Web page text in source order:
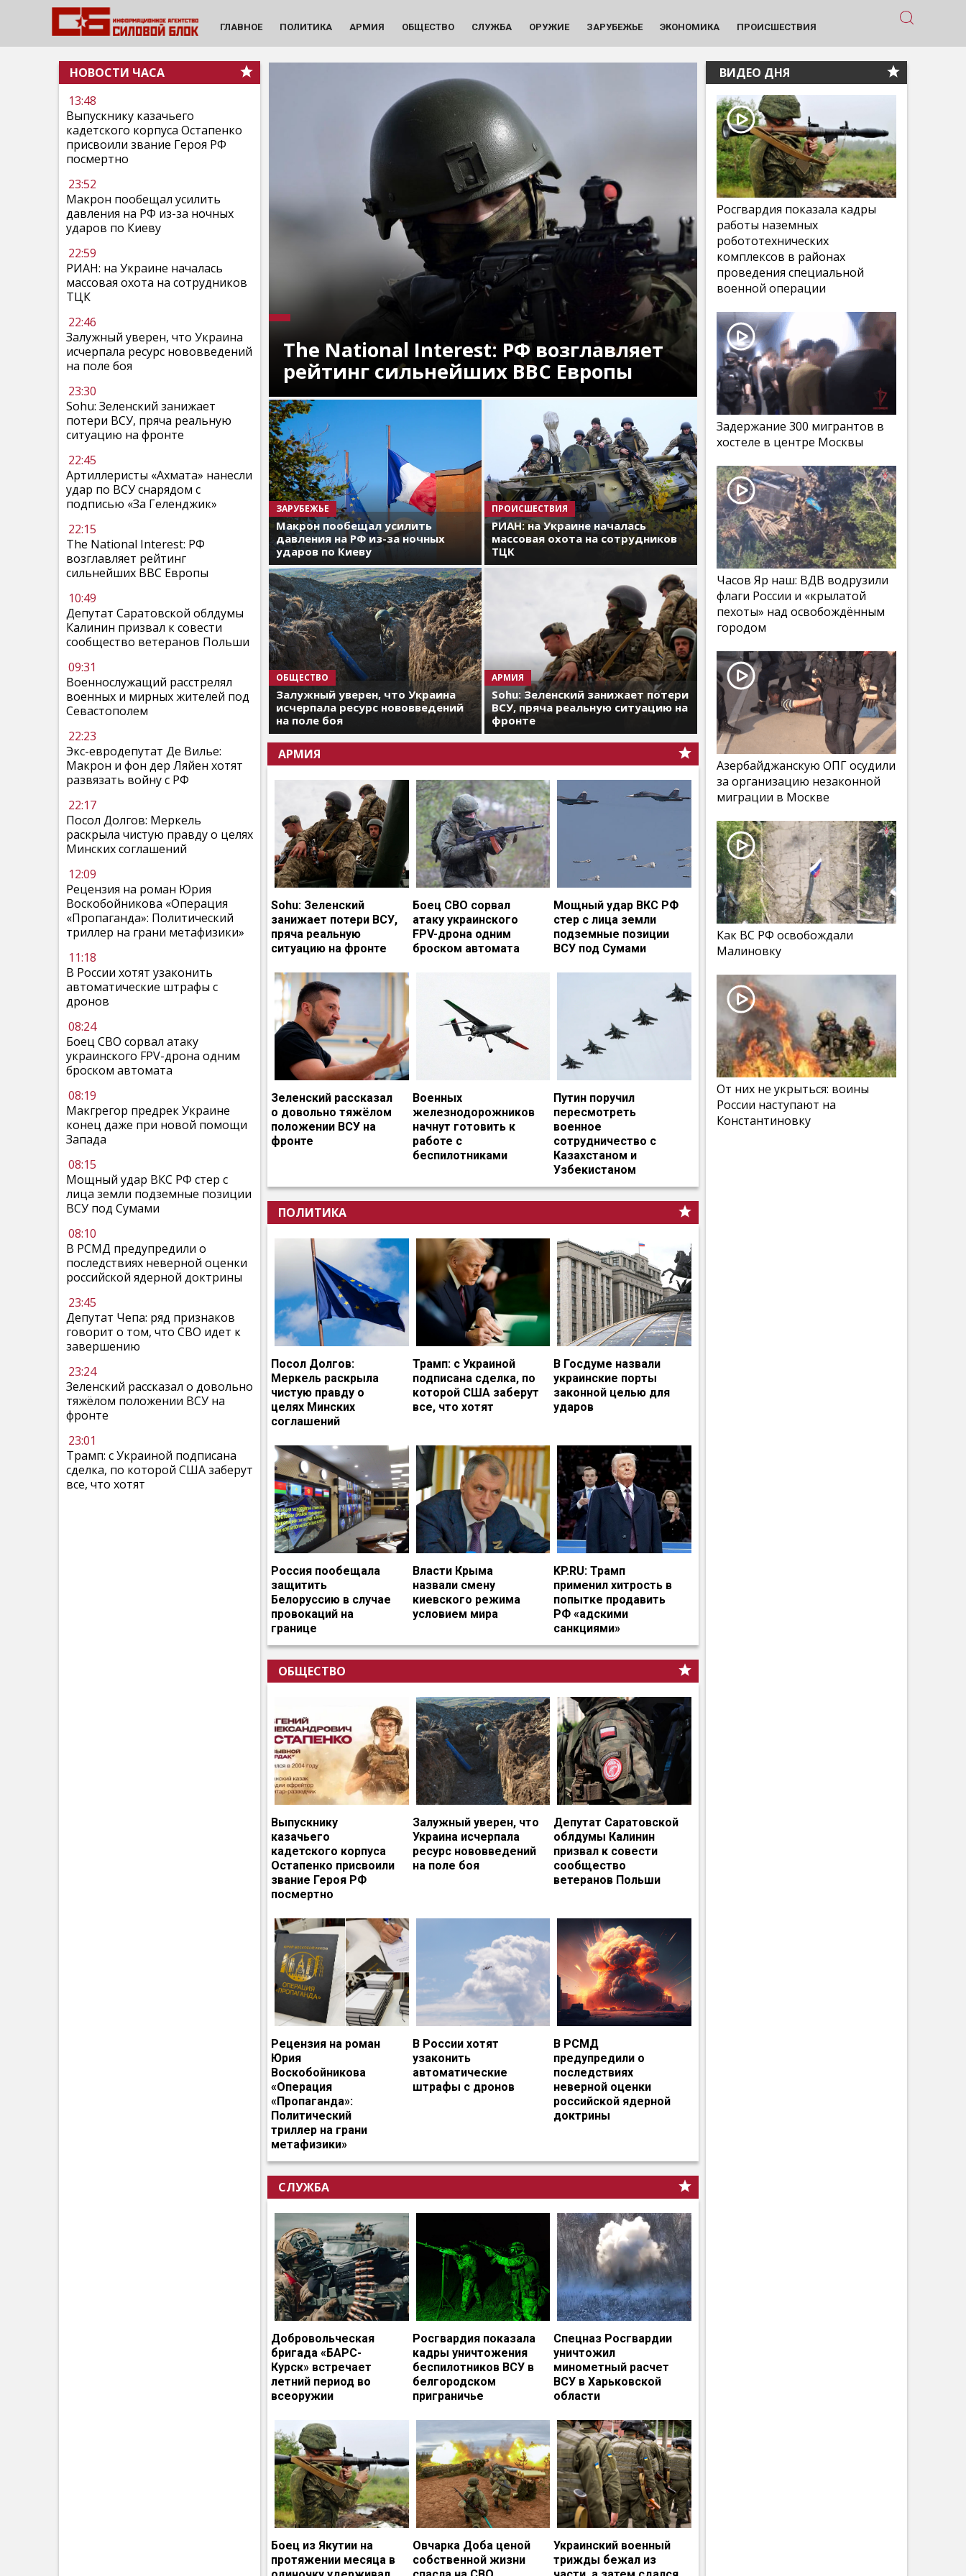
ГЛАВНОЕ ПОЛИТИКА АРМИЯ ОБЩЕСТВО СЛУЖБА ОРУЖИЕ ЗАРУБЕЖЬЕ ЭКОНОМИКА ПРОИСШЕСТВИЯ
НОВОСТИ ЧАСА
13:48
Выпускнику казачьего
кадетского корпуса Остапенко
присвоили звание Героя РФ
посмертно
23:52
Макрон пообещал усилить
давления на РФ из-за ночных
ударов по Киеву
22:59
РИАН: на Украине началась
массовая охота на сотрудников
ТЦК
22:46
Залужный уверен, что Украина
исчерпала ресурс нововведений
на поле боя
23:30
Sohu: Зеленский занижает
потери ВСУ, пряча реальную
ситуацию на фронте
22:45
Артиллеристы «Ахмата» нанесли
удар по ВСУ снарядом с
подписью «За Геленджик»
22:15
The National Interest: РФ
возглавляет рейтинг
сильнейших ВВС Европы
10:49
Депутат Саратовской облдумы
Калинин призвал к совести
сообщество ветеранов Польши
09:31
Военнослужащий расстрелял
военных и мирных жителей под
Севастополем
22:23
Экс-евродепутат Де Вилье:
Макрон и фон дер Ляйен хотят
развязать войну с РФ
22:17
Посол Долгов: Меркель
раскрыла чистую правду о целях
Минских соглашений
12:09
Рецензия на роман Юрия
Воскобойникова «Операция
«Пропаганда»: Политический
триллер на грани метафизики»
11:18
В России хотят узаконить
автоматические штрафы с
дронов
08:24
Боец СВО сорвал атаку
украинского FPV-дрона одним
броском автомата
08:19
Макгрегор предрек Украине
конец даже при новой помощи
Запада
08:15
Мощный удар ВКС РФ стер с
лица земли подземные позиции
ВСУ под Сумами
08:10
В РСМД предупредили о
последствиях неверной оценки
российской ядерной доктрины
23:45
Депутат Чепа: ряд признаков
говорит о том, что СВО идет к
завершению
23:24
Зеленский рассказал о довольно
тяжёлом положении ВСУ на
фронте
23:01
Трамп: с Украиной подписана
сделка, по которой США заберут
все, что хотят
The National Interest: РФ возглавляет
рейтинг сильнейших ВВС Европы
ЗАРУБЕЖЬЕ
Макрон пообещал усилить
давления на РФ из-за ночных
ударов по Киеву
ПРОИСШЕСТВИЯ
РИАН: на Украине началась
массовая охота на сотрудников
ТЦК
ОБЩЕСТВО
Залужный уверен, что Украина
исчерпала ресурс нововведений
на поле боя
АРМИЯ
Sohu: Зеленский занижает потери
ВСУ, пряча реальную ситуацию на
фронте
АРМИЯ
Sohu: Зеленский
занижает потери ВСУ,
пряча реальную
ситуацию на фронте
Боец СВО сорвал
атаку украинского
FPV-дрона одним
броском автомата
Мощный удар ВКС РФ
стер с лица земли
подземные позиции
ВСУ под Сумами
Зеленский рассказал
о довольно тяжёлом
положении ВСУ на
фронте
Военных
железнодорожников
начнут готовить к
работе с
беспилотниками
Путин поручил
пересмотреть
военное
сотрудничество с
Казахстаном и
Узбекистаном
ПОЛИТИКА
Посол Долгов:
Меркель раскрыла
чистую правду о
целях Минских
соглашений
Трамп: с Украиной
подписана сделка, по
которой США заберут
все, что хотят
В Госдуме назвали
украинские порты
законной целью для
ударов
Россия пообещала
защитить
Белоруссию в случае
провокаций на
границе
Власти Крыма
назвали смену
киевского режима
условием мира
KP.RU: Трамп
применил хитрость в
попытке продавить
РФ «адскими
санкциями»
ОБЩЕСТВО
Выпускнику
казачьего
кадетского корпуса
Остапенко присвоили
звание Героя РФ
посмертно
Залужный уверен, что
Украина исчерпала
ресурс нововведений
на поле боя
Депутат Саратовской
облдумы Калинин
призвал к совести
сообщество
ветеранов Польши
Рецензия на роман
Юрия
Воскобойникова
«Операция
«Пропаганда»:
Политический
триллер на грани
метафизики»
В России хотят
узаконить
автоматические
штрафы с дронов
В РСМД
предупредили о
последствиях
неверной оценки
российской ядерной
доктрины
СЛУЖБА
Добровольческая
бригада «БАРС-
Курск» встречает
летний период во
всеоружии
Росгвардия показала
кадры уничтожения
беспилотников ВСУ в
белгородском
приграничье
Спецназ Росгвардии
уничтожил
минометный расчет
ВСУ в Харьковской
области
Боец из Якутии на
протяжении месяца в
Овчарка Доба ценой
собственной жизни
Украинский военный
трижды бежал из
ВИДЕО ДНЯ
Росгвардия показала кадры
работы наземных
робототехнических
комплексов в районах
проведения специальной
военной операции
Задержание 300 мигрантов в
хостеле в центре Москвы
Часов Яр наш: ВДВ водрузили
флаги России и «крылатой
пехоты» над освобождённым
городом
Азербайджанскую ОПГ осудили
за организацию незаконной
миграции в Москве
Как ВС РФ освобождали
Малиновку
От них не укрыться: воины
России наступают на
Константиновку